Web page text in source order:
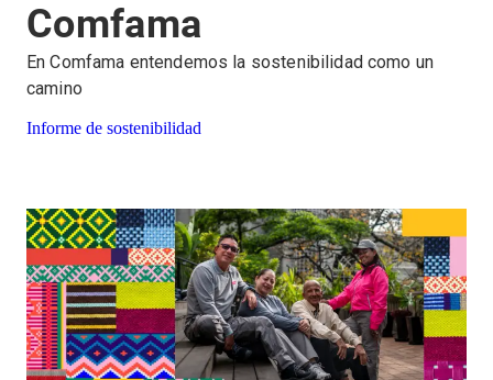
Comfama
En Comfama entendemos la sostenibilidad como un
camino
Informe de sostenibilidad